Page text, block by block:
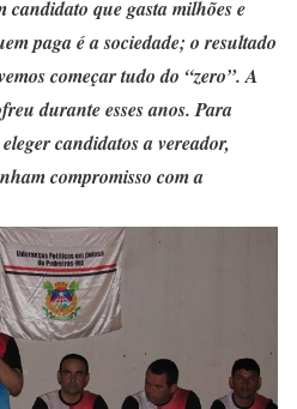
candidato que gasta milhões e
paga é a sociedade; o resultado
começar tudo do “zero”. A
durante esses anos. Para
candidatos a vereador,
compromisso com a